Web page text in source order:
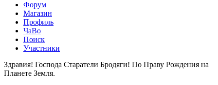
Форум
Магазин
Профиль
ЧаВо
Поиск
Участники
Здравия! Господа Старатели Бродяги! По Праву Рождения на
Планете Земля.